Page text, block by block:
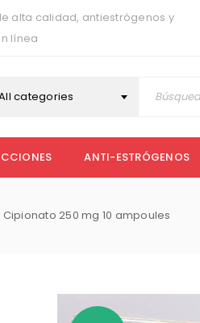
alta calidad, antiestrógenos y
línea
categories
ANTI-ESTRÓGENOS
250 mg 10 ampoules